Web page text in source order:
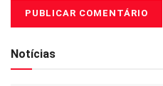
Notícias